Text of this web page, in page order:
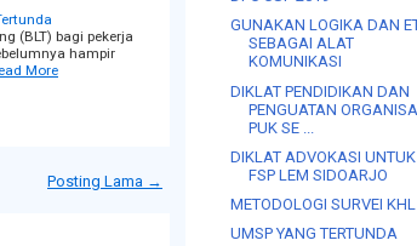
(BLT) bagi pekerja
hampir
More
Posting Lama →
GUNAKAN LOGIKA DAN
SEBAGAI ALAT
KOMUNIKASI
DIKLAT PENDIDIKAN DAN
PENGUATAN
PUK SE ...
DIKLAT ADVOKASI UNTUK
FSP LEM SIDOARJO
METODOLOGI SURVEI KHL
UMSP YANG TERTUNDA